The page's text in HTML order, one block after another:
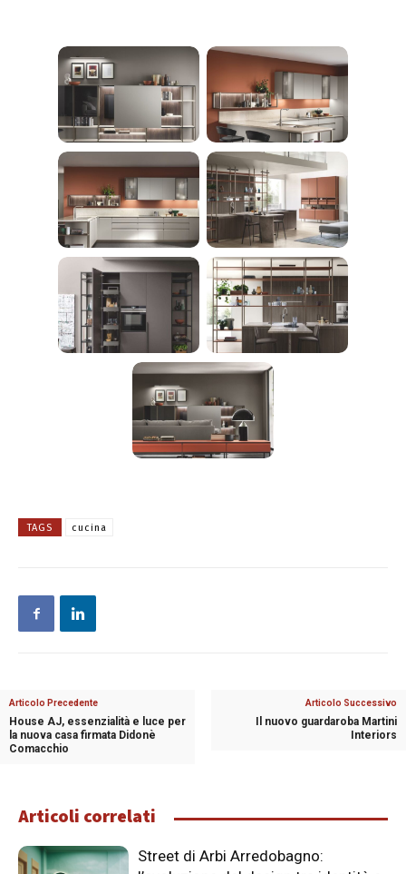
TAGS cucina
Articolo Precedente
House AJ, essenzialità e luce per
la nuova casa firmata Didonè
Comacchio
Articolo Successivo
Il nuovo guardaroba Martini
Interiors
Articoli correlati
Street di Arbi Arredobagno: